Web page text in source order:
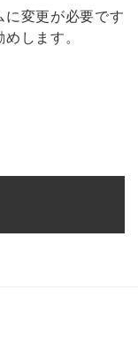
に変更が必要です
します。